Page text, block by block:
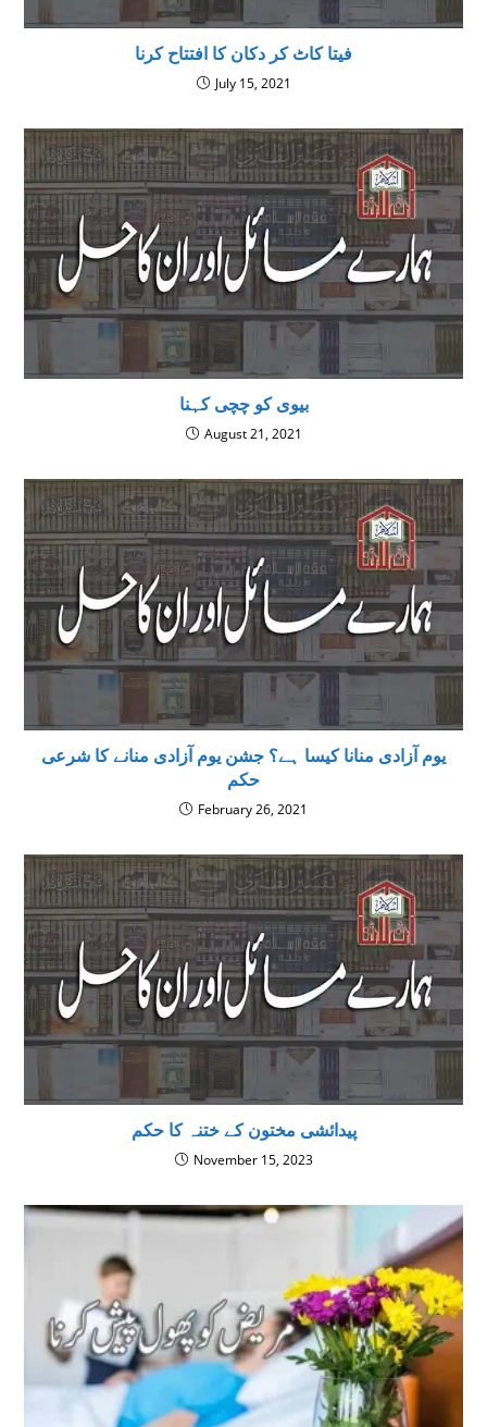
فیتا کاٹ کر دکان کا افتتاح کرنا
July 15, 2021
بیوی کو چچی کہنا
August 21, 2021
یوم آزادی منانا کیسا ہے؟ جشن یوم آزادی منانے کا شرعی
حکم
February 26, 2021
پیدائشی مختون کے ختنہ کا حکم
November 15, 2023